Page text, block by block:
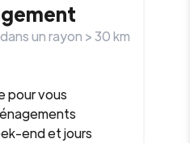
un rayon >30km
pour vous
end et jours